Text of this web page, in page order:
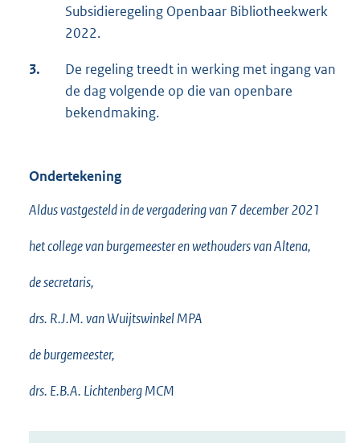
Subsidieregeling Openbaar Bibliotheekwerk
2022.
3.
De regeling treedt in werking met ingang van
de dag volgende op die van openbare
bekendmaking.
Ondertekening
Aldus vastgesteld in de vergadering van 7 december 2021
het college van burgemeester en wethouders van Altena,
de secretaris,
drs. R.J.M. van Wuijtswinkel MPA
de burgemeester,
drs. E.B.A. Lichtenberg MCM